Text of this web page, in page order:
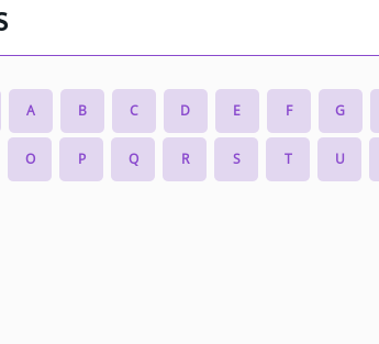
A B C D E F G
O P Q R S T U